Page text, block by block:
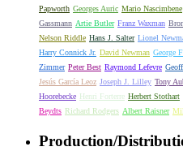
Papworth Georges Auric Mario Nascimbene
Gassmann Artie Butler Franz Waxman
Nelson Riddle Hans J. Salter Lionel
Harry Connick Jr. David Newman George
Zimmer Peter Best Raymond Lefevre
Jesús García Leoz Joseph J. Lilley Tony
Hoorebecke
Henri Forterre Herbert Stothart
Beydts Richard Rodgers Albert Raisner
Production/